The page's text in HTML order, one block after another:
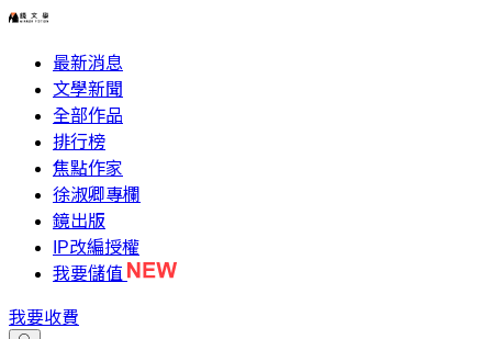
最新消息
文學新聞
全部作品
排行榜
焦點作家
徐淑卿專欄
鏡出版
IP改編授權
我要儲值
我要收費